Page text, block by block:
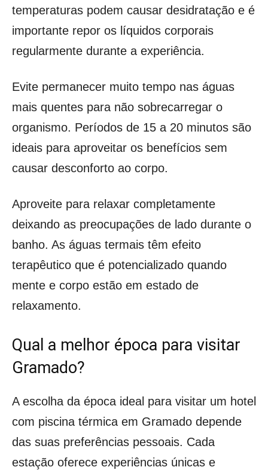
temperaturas podem causar desidratação e é
importante repor os líquidos corporais
regularmente durante a experiência.
Evite permanecer muito tempo nas águas
mais quentes para não sobrecarregar o
organismo. Períodos de 15 a 20 minutos são
ideais para aproveitar os benefícios sem
causar desconforto ao corpo.
Aproveite para relaxar completamente
deixando as preocupações de lado durante o
banho. As águas termais têm efeito
terapêutico que é potencializado quando
mente e corpo estão em estado de
relaxamento.
Qual a melhor época para visitar
Gramado?
A escolha da época ideal para visitar um hotel
com piscina térmica em Gramado depende
das suas preferências pessoais. Cada
estação oferece experiências únicas e